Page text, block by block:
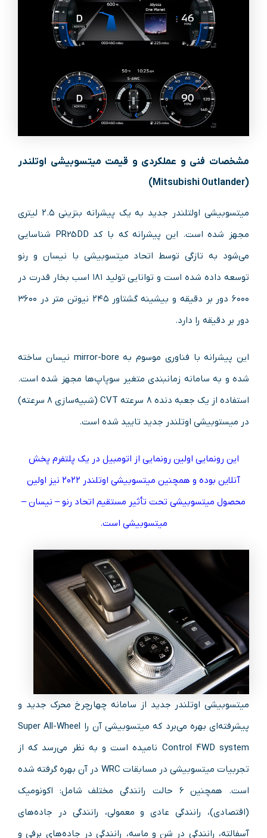
مشخصات فنی و عملکردی و قیمت میتسوبیشی اوتلندر
(Mitsubishi Outlander)
میتسوبیشی اولتلندر جدید به یک پیشرانه بنزینی ۲.۵ لیتری
مجهز شده است. این پیشرانه که با کد PR25DD شناسایی
می‌شود به تازگی توسط اتحاد میتسوبیشی با نیسان و رنو
توسعه داده شده است و توانایی تولید ۱۸۱ اسب بخار قدرت در
۶۰۰۰ دور بر دقیقه و بیشینه گشتاور ۲۴۵ نیوتن متر در ۳۶۰۰
دور بر دقیقه را دارد.
این پیشرانه با فناوری موسوم به mirror-bore نیسان ساخته
شده و به سامانه زمانبندی متغیر سوپاپ‌ها مجهز شده است.
استفاده از یک جعبه دنده ۸ سرعته CVT (شبیه‌سازی ۸ سرعته)
در میستوبیشی اوتلندر جدید تایید شده است.
این رونمایی اولین رونمایی از اتومبیل در یک پلتفرم پخش
آنلاین بوده و همچنین میتسوبیشی اوتلندر ۲۰۲۲ نیز اولین
محصول میتسوبیشی تحت تأثیر مستقیم اتحاد رنو – نیسان –
میتسوبیشی است.
میتسوبیشی اوتلندر جدید از سامانه چهارچرخ محرک جدید و
پیشرفته‌ای بهره می‌برد که میتسوبیشی آن را Super All-Wheel
Control 4WD system نامیده است و به نظر می‌رسد که از
تجربیات میتسوبیشی در مسابقات WRC در آن بهره گرفته شده
است. همچنین ۶ حالت رانندگی مختلف شامل: اکونومیک
(اقتصادی)، رانندگی عادی و معمولی، رانندگی در جاده‌های
آسفالته، رانندگی در شن و ماسه، رانندگی در جاده‌های برفی و